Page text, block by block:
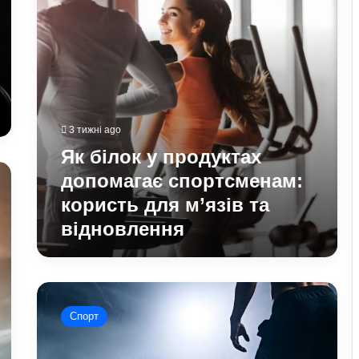
користь
для
м’язів
та
відновлення
3 тижні ago
Як білок у продуктах
допомагає спортсменам:
користь для м’язів та
відновлення
Чому
новачки
Спорт